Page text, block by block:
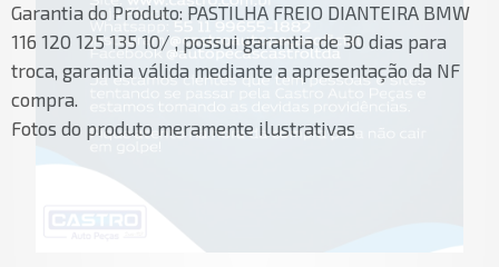
Garantia do Produto: PASTILHA FREIO DIANTEIRA BMW
116 120 125 135 10/ , possui garantia de 30 dias para
troca, garantia válida mediante a apresentação da NF
compra.
Fotos do produto meramente ilustrativas